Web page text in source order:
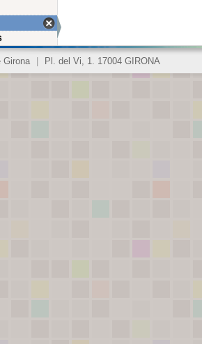
Girona Pl. del Vi, 1. 17004 GIRONA